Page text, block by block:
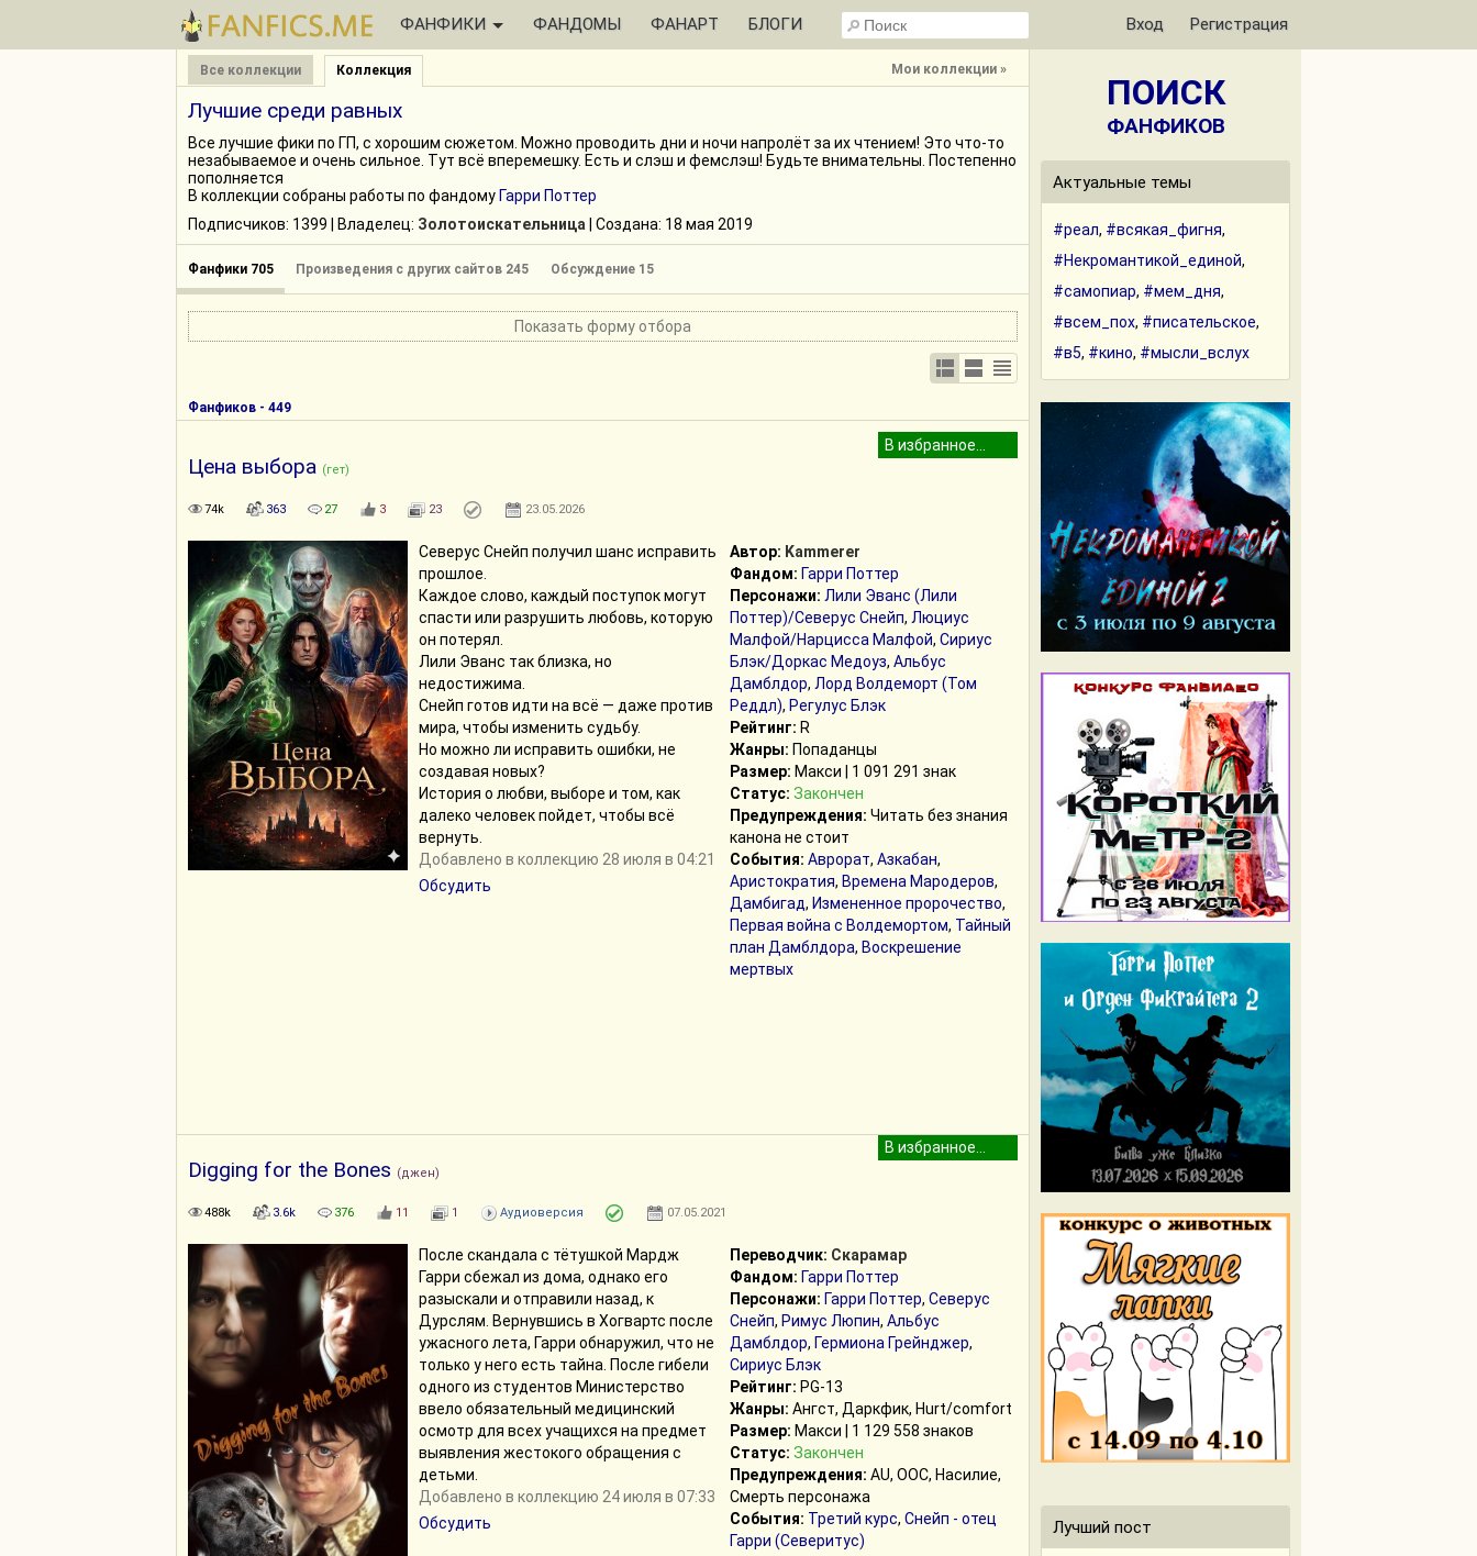
ФАНФИКИ ФАНДОМЫ ФАНАРТ БЛОГИ Вход Регистрация
Все коллекции Коллекция Мои коллекции »
Лучшие среди равных
Все лучшие фики по ГП, с хорошим сюжетом. Можно проводить дни и ночи напролёт за их чтением! Это что-то
незабываемое и очень сильное. Тут всё вперемешку. Есть и слэш и фемслэш! Будьте внимательны. Постепенно
пополняется
В коллекции собраны работы по фандому Гарри Поттер
Подписчиков: 1399 | Владелец: Золотоискательница | Cоздана: 18 мая 2019
Фанфики 705 Произведения с других сайтов 245 Обсуждение 15
Показать форму отбора
Фанфиков - 449
Цена выбора (гет)
74k 363 27 3 23 23.05.2026
Северус Снейп получил шанс исправить
прошлое.
Каждое слово, каждый поступок могут
спасти или разрушить любовь, которую
он потерял.
Лили Эванс так близка, но
недостижима.
Снейп готов идти на всё — даже против
мира, чтобы изменить судьбу.
Но можно ли исправить ошибки, не
создавая новых?
История о любви, выборе и том, как
далеко человек пойдет, чтобы всё
вернуть.
Добавлено в коллекцию 28 июля в 04:21
Обсудить
Автор: Kammerer
Фандом: Гарри Поттер
Персонажи: Лили Эванс (Лили
Поттер)/Северус Снейп, Люциус
Малфой/Нарцисса Малфой, Сириус
Блэк/Доркас Медоуз, Альбус
Дамблдор, Лорд Волдеморт (Том
Реддл), Регулус Блэк
Рейтинг: R
Жанры: Попаданцы
Размер: Макси | 1 091 291 знак
Статус: Закончен
Предупреждения: Читать без знания
канона не стоит
События: Аврорат, Азкабан,
Аристократия, Времена Мародеров,
Дамбигад, Измененное пророчество,
Первая война с Волдемортом, Тайный
план Дамблдора, Воскрешение
мертвых
Digging for the Bones (джен)
488k 3.6k 376 11 1 Аудиоверсия 07.05.2021
После скандала с тётушкой Мардж
Гарри сбежал из дома, однако его
разыскали и отправили назад, к
Дурслям. Вернувшись в Хогвартс после
ужасного лета, Гарри обнаружил, что не
только у него есть тайна. После гибели
одного из студентов Министерство
ввело обязательный медицинский
осмотр для всех учащихся на предмет
выявления жестокого обращения с
детьми.
Добавлено в коллекцию 24 июля в 07:33
Обсудить
Переводчик: Скарамар
Фандом: Гарри Поттер
Персонажи: Гарри Поттер, Северус
Снейп, Римус Люпин, Альбус
Дамблдор, Гермиона Грейнджер,
Сириус Блэк
Рейтинг: PG-13
Жанры: Ангст, Даркфик, Hurt/comfort
Размер: Макси | 1 129 558 знаков
Статус: Закончен
Предупреждения: AU, ООС, Насилие,
Смерть персонажа
События: Третий курс, Снейп - отец
Гарри (Северитус)
ПОИСК
ФАНФИКОВ
Актуальные темы
#реал, #всякая_фигня,
#Некромантикой_единой,
#самопиар, #мем_дня,
#всем_пох, #писательское,
#в5, #кино, #мысли_вслух
Лучший пост